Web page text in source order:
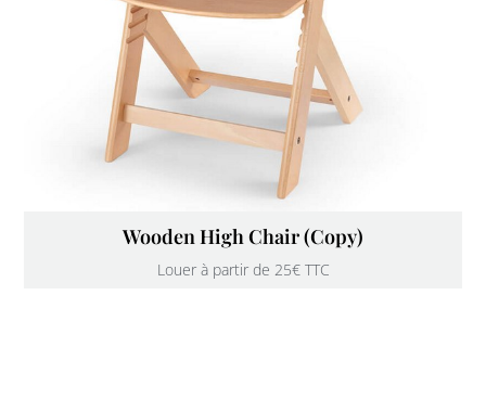
Wooden High Chair (Copy)
Louer à partir de 25€ TTC